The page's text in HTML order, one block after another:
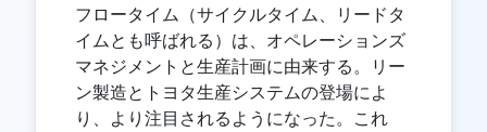
フロータイム（サイクルタイム、リードタ
イムとも呼ばれる）は、オペレーションズ
マネジメントと生産計画に由来する。リー
ン製造とトヨタ生産システムの登場によ
り、より注目されるようになった。これ